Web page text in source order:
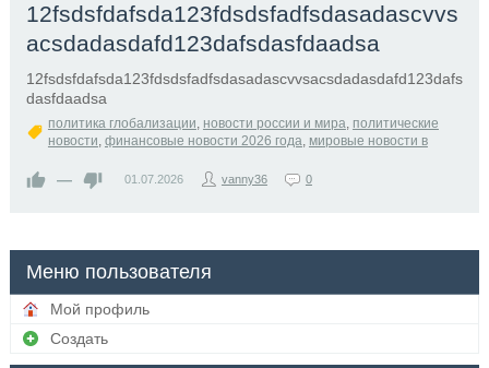
12fsdsfdafsda123fdsdsfadfsdasadascvvs
acsdadasdafd123dafsdasfdaadsa
12fsdsfdafsda123fdsdsfadfsdasadascvvsacsdadasdafd123dafs
dasfdaadsa
политика глобализации, новости россии и мира, политические
новости, финансовые новости 2026 года, мировые новости в
— 01.07.2026 vanny36 0
Меню пользователя
Мой профиль
Создать